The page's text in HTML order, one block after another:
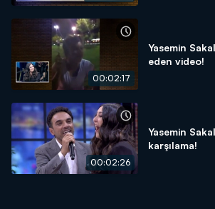
00:02:17
Yasemin
eden video!
00:02:26
Yasemin
karşılama!